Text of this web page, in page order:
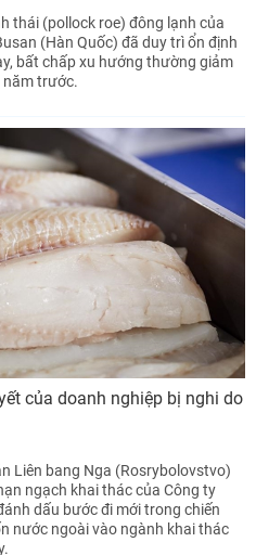
thái (pollock roe) đông lạnh của
(Hàn Quốc) đã duy trì ổn định
bất chấp xu hướng thường giảm
năm trước.
của doanh nghiệp bị nghi do
Liên bang Nga (Rosrybolovstvo)
ngạch khai thác của Công ty
dấu bước đi mới trong chiến
nước ngoài vào ngành khai thác